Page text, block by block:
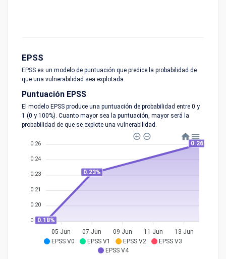
EPSS
EPSS es un modelo de puntuación que predice la probabilidad de
que una vulnerabilidad sea explotada.
Puntuación EPSS
El modelo EPSS produce una puntuación de probabilidad entre 0 y
1 (0 y 100%). Cuanto mayor sea la puntuación, mayor será la
probabilidad de que se explote una vulnerabilidad.
EPSS V0 EPSS V1 EPSS V2
EPSS V3
EPSS V4
0.26
0.24
0.23
0.21
0.20
0.180.18%
0.23%
0.26%
05 Jun 07 Jun 09 Jun 11 Jun 13 Jun